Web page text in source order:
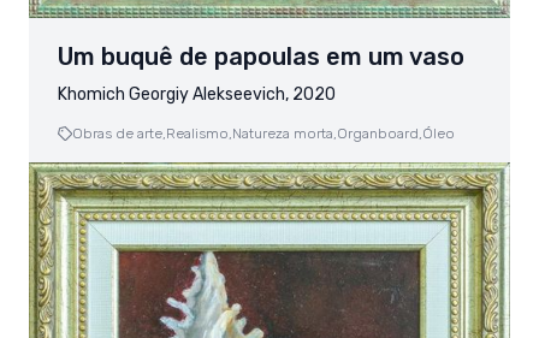
Um buquê de papoulas em um vaso
Khomich Georgiy Alekseevich, 2020
Obras de arte,Realismo,Natureza morta,Organboard,Óleo